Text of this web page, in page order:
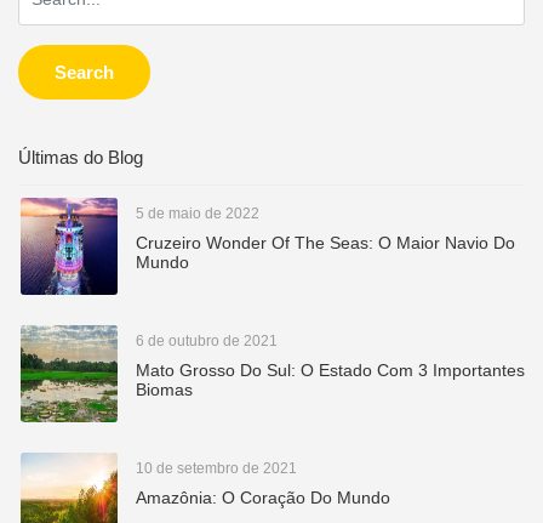
Search
Últimas do Blog
5 de maio de 2022
Cruzeiro Wonder Of The Seas: O Maior Navio Do
Mundo
6 de outubro de 2021
Mato Grosso Do Sul: O Estado Com 3 Importantes
Biomas
10 de setembro de 2021
Amazônia: O Coração Do Mundo